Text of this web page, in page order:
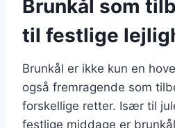
Brunkål som
til festlige
Brunkål er ikke kun en
også fremragende som
forskellige retter. Især til
festlige middage er